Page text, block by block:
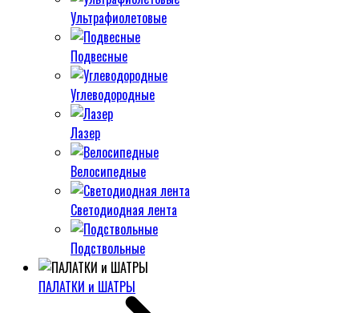
Ультрафиолетовые
Подвесные
Углеводородные
Лазер
Велосипедные
Светодиодная лента
Подствольные
ПАЛАТКИ и ШАТРЫ